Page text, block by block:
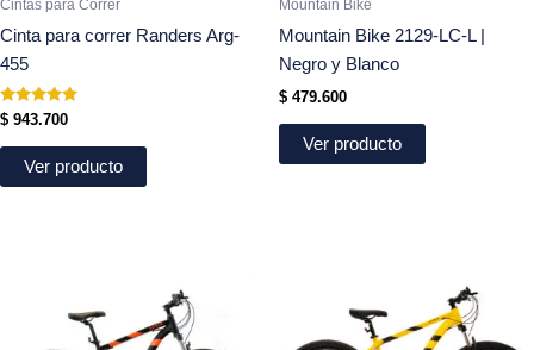
Cintas para Correr
Cinta para correr Randers Arg-
455
Valorado
en
5.00
de 5
$ 943.700
Ver producto
Mountain Bike
Mountain Bike 2129-LC-L |
Negro y Blanco
$ 479.600
Ver producto